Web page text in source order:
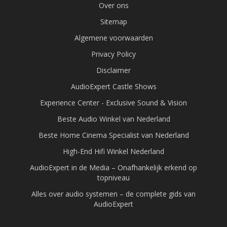
Over ons
Sitemap
Algemene voorwaarden
Privacy Policy
Disclaimer
AudioExpert Castle Shows
Experience Center - Exclusive Sound & Vision
Beste Audio Winkel van Nederland
Beste Home Cinema Specialist van Nederland
High-End Hifi Winkel Nederland
AudioExpert in de Media – Onafhankelijk erkend op
topniveau
Alles over audio systemen – de complete gids van
AudioExpert